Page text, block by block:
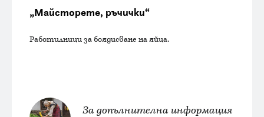
„Майсторете, ръчички“
Работилници за боядисване на яйца.
За допълнителна информация